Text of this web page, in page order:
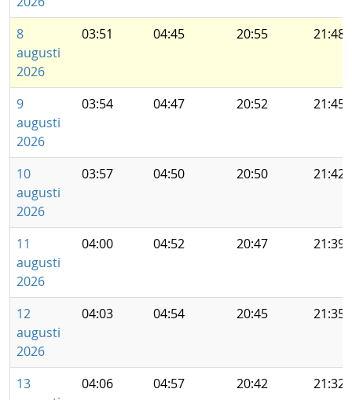
8
augusti
2026
03:51 04:45 20:55 21:48
9
augusti
2026
03:54 04:47 20:52 21:45
10
augusti
2026
03:57 04:50 20:50 21:42
11
augusti
2026
04:00 04:52 20:47 21:39
12
augusti
2026
04:03 04:54 20:45 21:35
13
04:06 04:57 20:42 21:32